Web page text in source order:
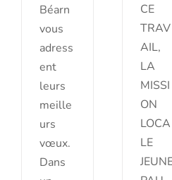
Béarn
vous
adress
ent
leurs
meille
urs
vœux.
Dans
CE
TRAV
AIL,
LA
MISSI
ON
LOCA
LE